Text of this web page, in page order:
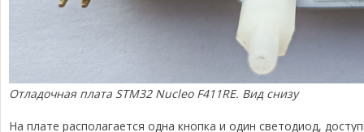
Отладочная плата STM32 Nucleo F411RE. Вид снизу
На плате располагается одна кнопка и один светодиод,